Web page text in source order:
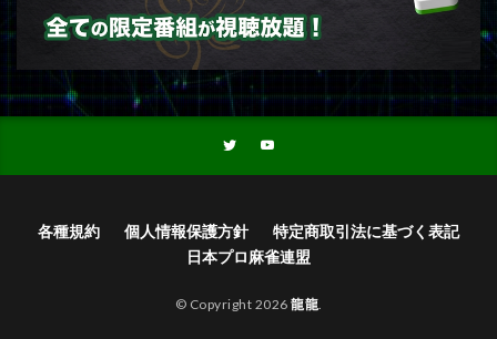
各種規約 個人情報保護方針
特定商取引法に基づく表記
日本プロ麻雀連盟
© Copyright 2026 龍龍.